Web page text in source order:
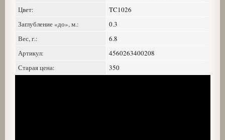
Цвет:
TC1026
Заглубление «до», м.:
0.3
Вес, г.:
6.8
Артикул:
4560263400208
Старая цена:
350